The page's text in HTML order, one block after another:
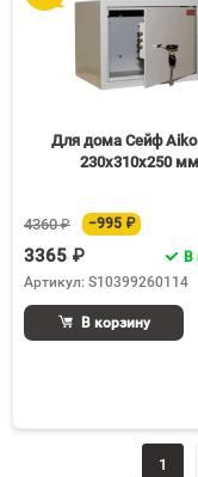
Для дома Сейф Aiko
230x310x250 мм
4360 ₽ −995 ₽
3365 ₽
В
Артикул: S10399260114
В корзину
1